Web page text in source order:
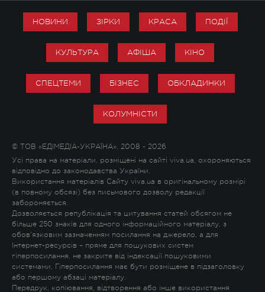
НОВИНИ ЗІРКИ КРАСА ПОДІЇ
КУЛЬТУРА АФІША КІНО
СПЕЦТЕМИ БІЗНЕС ОБКЛАДИНКИ
КОЛУМНІСТИ
© ТОВ «ЕДІМЕДІА-УКРАЇНА», 2008 - 2026
Усі права на матеріали, розміщені на сайті viva.ua, охороняються
відповідно до законодавства України.
Використання матеріалів Сайту viva.ua в оригінальному розмірі
(в повному обсязі) без письмового дозволу редакції
забороняється.
Дозволяється републікація та цитування статей обсягом не
більше 250 знаків для одного інформаційного матеріалу, з
обов'язковим зазначенням посилання на джерело, а для
Інтернет-ресурсів – пряме для пошукових систем
гіперпосилання, не закрите від індексації пошуковими
системами. Гіперпосилання має бути розміщене в підзаголовку
або першому абзаці матеріалу.
Передрук, копіювання, відтворення або інше використання